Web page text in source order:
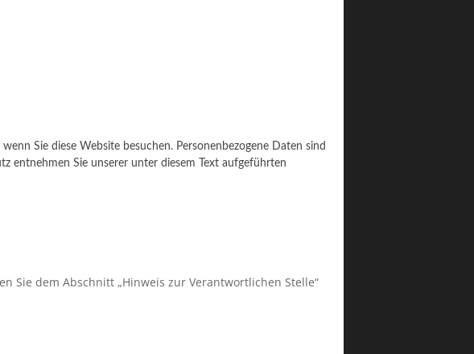
Sie diese Website besuchen. Personenbezogene Daten sind
entnehmen Sie unserer unter diesem Text aufgeführten
Sie dem Abschnitt „Hinweis zur Verantwortlichen Stelle“